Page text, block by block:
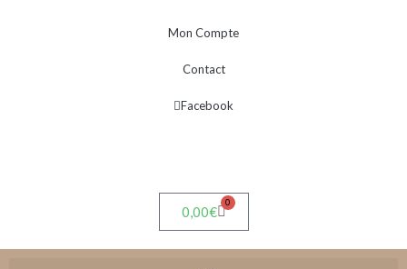
Mon Compte
Contact
Facebook
0,00€
0